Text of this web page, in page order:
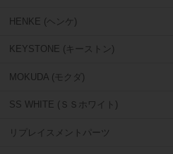
HENKE (ヘンケ)
KEYSTONE (キーストン)
MOKUDA (モクダ)
SS WHITE (ＳＳホワイト)
リプレイスメントパーツ